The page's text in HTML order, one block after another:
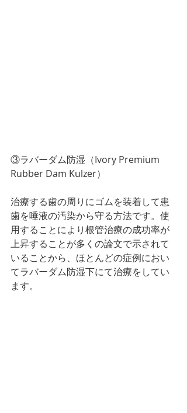
③ラバーダム防湿（Ivory Premium
Rubber Dam Kulzer）
治療する歯の周りにゴムを装着して患
歯を唾液の汚染から守る方法です。使
用することにより根管治療の成功率が
上昇することが多くの論文で示されて
いることから、ほとんどの症例におい
てラバーダム防湿下にて治療をしてい
ます。